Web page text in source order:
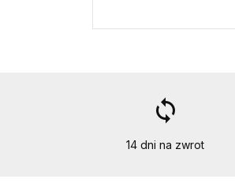
loop
14 dni na zwrot